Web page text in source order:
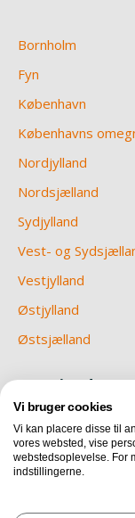
Bornholm
Fyn
København
Københavns
Nordjylland
Nordsjælland
Sydjylland
Vest- og
Vestjylland
Østjylland
Østsjælland
Om
Nu er vi endelig
data og statistik,
Læs mere om
Vi bruger cookies
Vi kan placere disse til
vores websted, vise
webstedsoplevelse. For
indstillingerne.